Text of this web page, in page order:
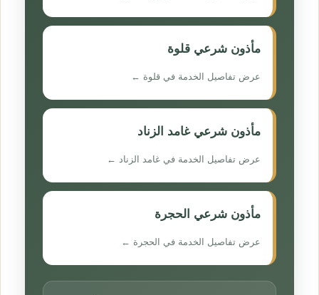
مأذون شرعي قلوة
عرض تفاصيل الخدمة في قلوة ←
مأذون شرعي غامد الزناد
عرض تفاصيل الخدمة في غامد الزناد ←
مأذون شرعي الحجرة
عرض تفاصيل الخدمة في الحجرة ←